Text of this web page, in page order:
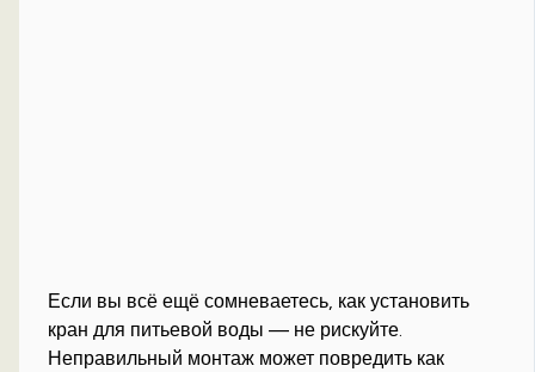
Если вы всё ещё сомневаетесь, как установить
кран для питьевой воды — не рискуйте.
Неправильный монтаж может повредить как